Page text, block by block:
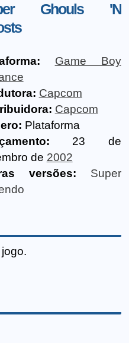
Ghouls 'N
Game Boy
Capcom
Capcom
Plataforma
23 de
de 2002
versões:
Super